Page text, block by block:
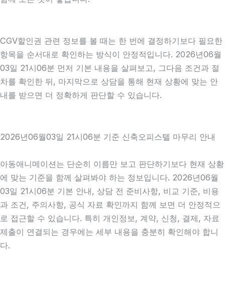
CGV할인권 관련 정보를 볼 때는 한 번에 결정하기보다 필요한
항목을 순서대로 확인하는 방식이 안정적입니다. 2026년06월
03일 21시06분 먼저 기본 내용을 살펴보고, 그다음 조건과 절
차를 확인한 뒤, 마지막으로 상담을 통해 현재 상황에 맞는 안
내를 받으면 더 정확하게 판단할 수 있습니다.
2026년06월03일 21시06분 기준 신축오피스텔 마무리 안내
아동애니메이션는 단순히 이름만 보고 판단하기보다 현재 상황
에 맞는 기준을 함께 살펴봐야 하는 정보입니다. 2026년06월
03일 21시06분 기본 안내, 상담 전 준비사항, 비교 기준, 비용
과 조건, 주의사항, 공식 자료 확인까지 함께 보면 더 안정적으
로 접근할 수 있습니다. 특히 개인정보, 계약, 신청, 결제, 자료
제출이 연결되는 경우에는 세부 내용을 충분히 확인해야 합니
다.